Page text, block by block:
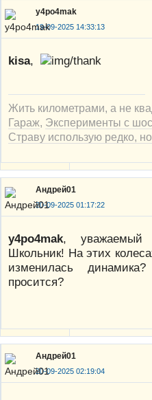
y4po4mak
19-09-2025 14:33:13
kisa,
Жить километрами, а не
Гараж, Эксперименты с
Страву использую редко,
Андрей01
20-09-2025 01:17:22
y4po4mak, уважаемый
Школьник! На этих
изменилась
просится?
Андрей01
20-09-2025 02:19:04